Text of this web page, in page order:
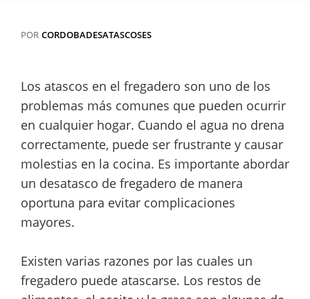
POR CORDOBADESATASCOSES
Los atascos en el fregadero son uno de los
problemas más comunes que pueden ocurrir
en cualquier hogar. Cuando el agua no drena
correctamente, puede ser frustrante y causar
molestias en la cocina. Es importante abordar
un desatasco de fregadero de manera
oportuna para evitar complicaciones
mayores.
Existen varias razones por las cuales un
fregadero puede atascarse. Los restos de